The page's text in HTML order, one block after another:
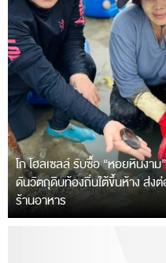
โก โฮลเซลล์ รับซื้อ “หอยหินงา
ดันวัตถุดิบท้องถิ่นใต้ขึ้นห้าง ส่ง
ร้านอาหาร